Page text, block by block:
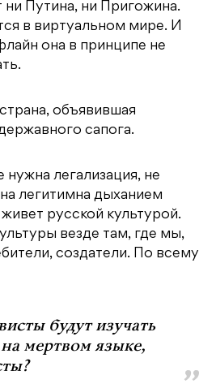
ни Путина, ни Пригожина.
в виртуальном мире. И
она в принципе не
объявившая
сапога.
легализация, не
легитимна дыханием
русской культурой.
везде там, где мы,
создатели. По всему
будут изучать
мертвом языке,